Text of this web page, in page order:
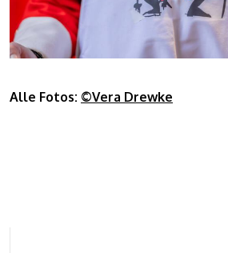
Alle Fotos: ©Vera Drewke